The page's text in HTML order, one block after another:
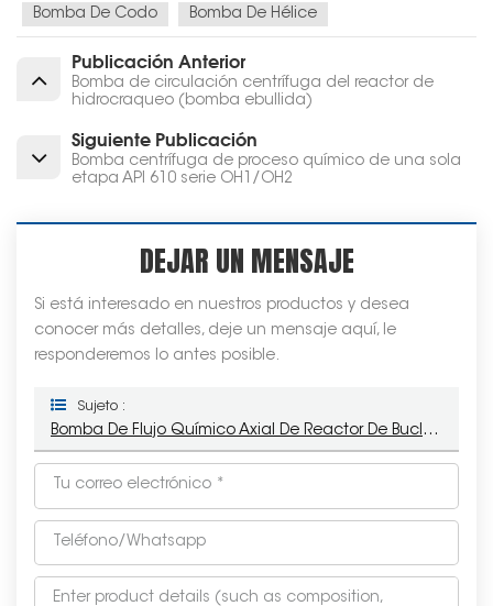
Bomba De Codo
Bomba De Hélice
Publicación Anterior
Bomba de circulación centrífuga del reactor de
hidrocraqueo (bomba ebullida)
Siguiente Publicación
Bomba centrífuga de proceso químico de una sola
etapa API 610 serie OH1/OH2
DEJAR UN MENSAJE
Si está interesado en nuestros productos y desea
conocer más detalles, deje un mensaje aquí, le
responderemos lo antes posible.
Sujeto :
Bomba De Flujo Químico Axial De Reactor De Bucle Horizontal